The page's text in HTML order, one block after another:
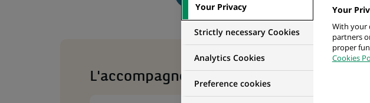
L'accompagnement des transitions
Your Privacy
Strictly necessary Cookies
Analytics Cookies
Preference cookies
Your
With your
partners
proper
Cookies